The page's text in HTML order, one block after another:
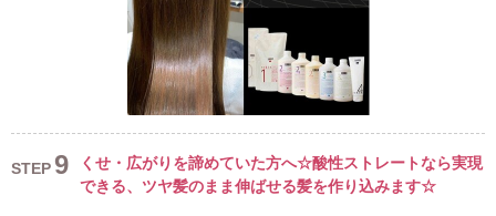
STEP 9
くせ・広がりを諦めていた方へ☆酸性ストレートなら実現
できる、ツヤ髪のまま伸ばせる髪を作り込みます☆